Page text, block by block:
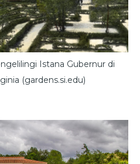
Istana Gubernur di
(gardens.si.edu)